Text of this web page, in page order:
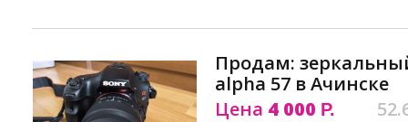
Продам:
alpha 57 в Ачинске
Цена 4 000 Р.